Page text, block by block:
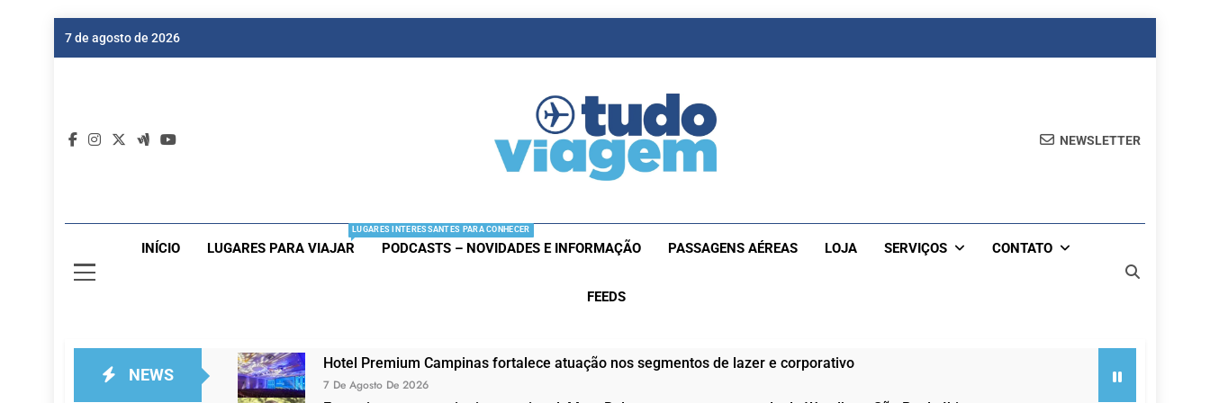
7 de agosto de 2026
NEWSLETTER
INÍCIO LUGARES PARA VIAJAR
LUGARES INTERESSANTES PARA CONHECER
PODCASTS – NOVIDADES E INFORMAÇÃO PASSAGENS AÉREAS LOJA SERVIÇOS CONTATO
FEEDS
NEWS
Hotel Premium Campinas fortalece atuação nos segmentos de lazer e corporativo
7 De Agosto De 2026